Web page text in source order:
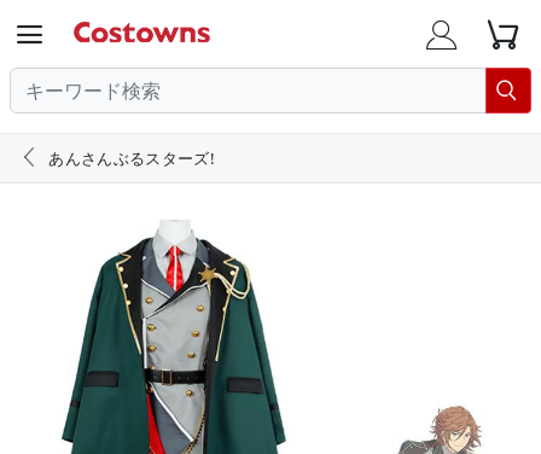
  

 あんさんぶるスターズ!